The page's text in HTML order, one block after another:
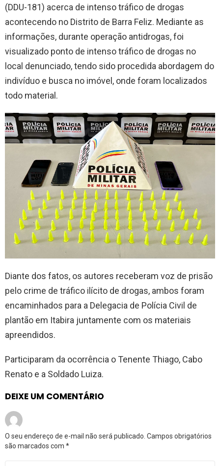
(DDU-181) acerca de intenso tráfico de drogas
acontecendo no Distrito de Barra Feliz. Mediante as
informações, durante operação antidrogas, foi
visualizado ponto de intenso tráfico de drogas no
local denunciado, tendo sido procedida abordagem do
indivíduo e busca no imóvel, onde foram localizados
todo material.
Diante dos fatos, os autores receberam voz de prisão
pelo crime de tráfico ilícito de drogas, ambos foram
encaminhados para a Delegacia de Polícia Civil de
plantão em Itabira juntamente com os materiais
apreendidos.
Participaram da ocorrência o Tenente Thiago, Cabo
Renato e a Soldado Luiza.
DEIXE UM COMENTÁRIO
O seu endereço de e-mail não será publicado. Campos obrigatórios
são marcados com *